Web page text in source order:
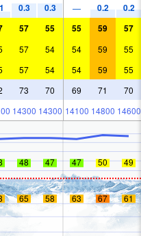
0.3 0.3 — 0.2 0.2
57 55 55 59 57
57 54 54 59 55
57 54 54 59 55
73 70 69 71 70
14300 14300 14100 14800 14600
48 47 47 50 49
65 58 63 67 61